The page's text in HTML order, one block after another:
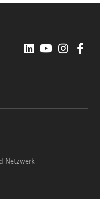
LinkedInYouTube
Netzwerk